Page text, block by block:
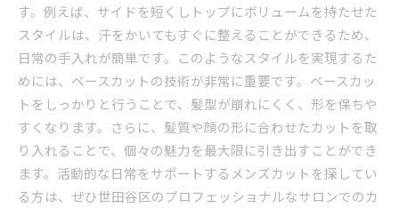
す。例えば、サイドを短くしトップにボリュームを持たせた
スタイルは、汗をかいてもすぐに整えることができるため、
日常の手入れが簡単です。このようなスタイルを実現するた
めには、ベースカットの技術が非常に重要です。ベースカッ
トをしっかりと行うことで、髪型が崩れにくく、形を保ちや
すくなります。さらに、髪質や顔の形に合わせたカットを取
り入れることで、個々の魅力を最大限に引き出すことができ
ます。活動的な日常をサポートするメンズカットを探してい
る方は、ぜひ世田谷区のプロフェッショナルなサロンでのカ